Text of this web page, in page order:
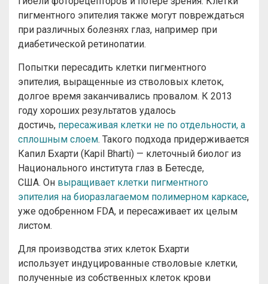
пигментного эпителия также могут повреждаться
при различных болезнях глаз, например при
диабетической ретинопатии.
Попытки пересадить клетки пигментного
эпителия, выращенные из стволовых клеток,
долгое время заканчивались провалом. К 2013
году хороших результатов удалось
достичь, пересаживая клетки не по отдельности, а
сплошным слоем. Такого подхода придерживается
Капил Бхарти (Kapil Bharti) — клеточный биолог из
Национального института глаз в Бетесде,
США. Он выращивает клетки пигментного
эпителия на биоразлагаемом полимерном каркасе,
уже одобренном FDA, и пересаживает их целым
листом.
Для производства этих клеток Бхарти
использует индуцированные стволовые клетки,
полученные из собственных клеток крови